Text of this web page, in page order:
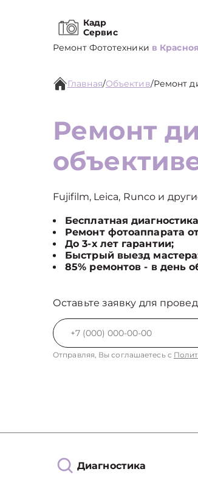
Кадр
Сервис
Ремонт Фототехники в
Главная/Объектив/Ремонт
Ремонт
Fujifilm, Leica, Runco и
Бесплатная
Ремонт фотоаппарата
До 3-х лет гарантии;
Быстрый выезд
85% ремонтов - в день
Оставьте заявку для
Отправляя, Вы соглашаетесь с
Диагностика